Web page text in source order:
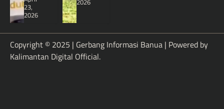
23,
2026
2026
Copyright © 2025 | Gerbang Informasi Banua | Powered by
Kalimantan Digital Official.